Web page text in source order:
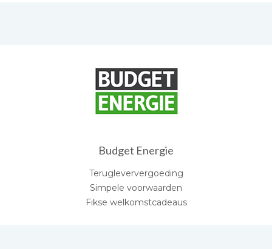
Budget Energie
Terugleververgoeding
Simpele voorwaarden
Fikse welkomstcadeaus